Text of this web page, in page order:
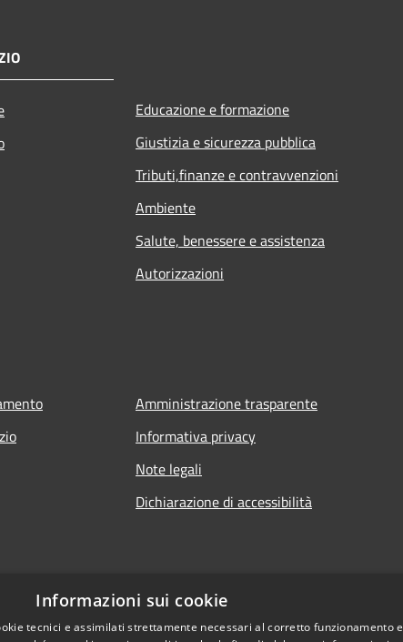
Educazione e formazione
Giustizia e sicurezza pubblica
Tributi,finanze e contravvenzioni
Ambiente
Salute, benessere e assistenza
Autorizzazioni
Amministrazione trasparente
Informativa privacy
Note legali
Dichiarazione di accessibilità
Informazioni sui cookie
tecnici e assimilati strettamente necessari al corretto funzionamento e